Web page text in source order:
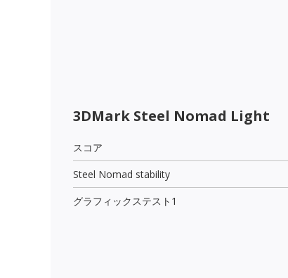
3DMark Steel Nomad Light
スコア
Steel Nomad stability
グラフィックステスト1